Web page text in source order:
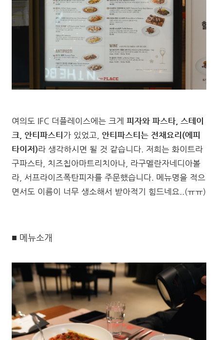
여의도 IFC 더플레이스에는 크게 피자와 파스타, 스테이
크, 안티파스티가 있었고, 안티파스티는 전채요리(에피
타이저)라 생각하시면 될 것 같습니다. 저희는 화이트라
구파스타, 치즈칩아마트리치아나, 라구멜란자네디아볼
라, 서프라이즈폭탄피자를 주문했습니다. 메뉴명을 적으
면서도 이름이 너무 생소해서 받아적기 힘드네요..(ㅠㅠ)
■ 메뉴소개